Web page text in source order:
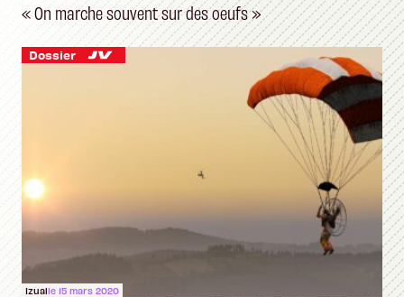
« On marche souvent sur des oeufs »
Dossier
Izualle 15 mars 2020